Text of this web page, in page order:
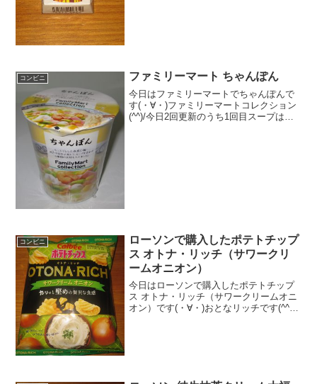
コンビニ ファミリーマート ちゃんぽん
今日はファミリーマートでちゃんぽんで
す(・∀・)ファミリーマートコレクション
(^^)/今日2回更新のうち1回目スープはそ
コンビニ
ローソンで購入したポテトチップ
ス オトナ・リッチ（サワークリ
ームオニオン）
今日はローソンで購入したポテトチップ
ス オトナ・リッチ（サワークリームオニ
オン）です(・∀・)おとなリッチです(^^)/